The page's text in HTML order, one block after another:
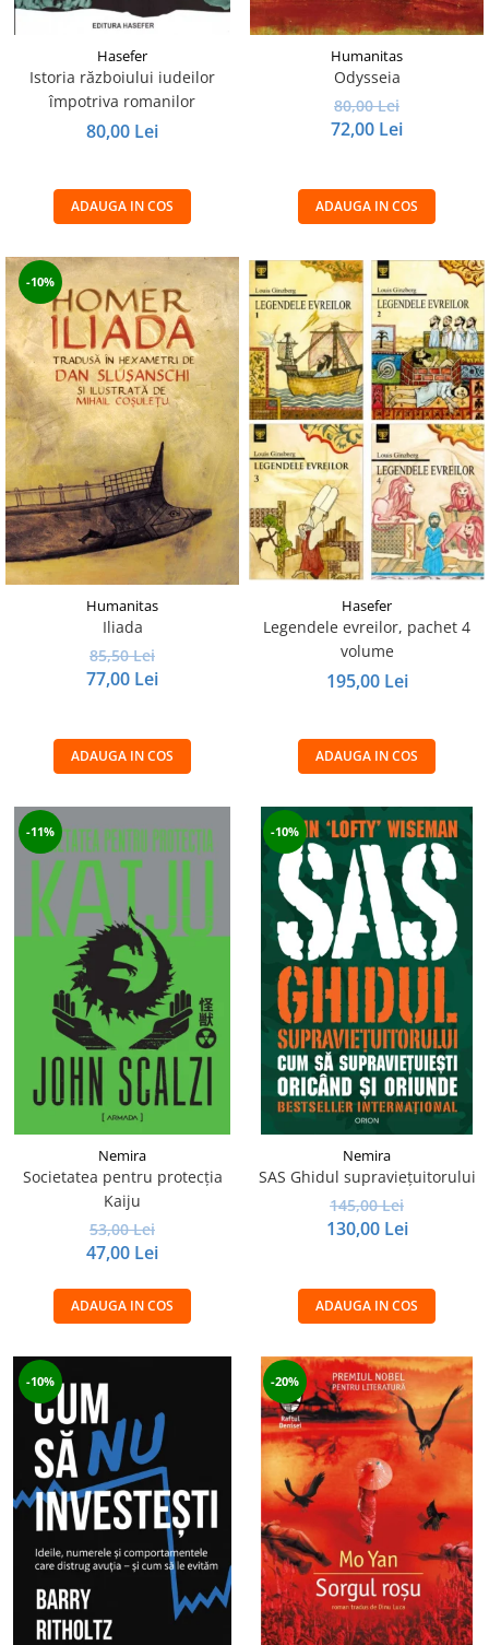
Hasefer
Istoria războiului iudeilor
împotriva romanilor
80,00 Lei
ADAUGA IN COS
Humanitas
Odysseia
80,00 Lei
72,00 Lei
ADAUGA IN COS
-10%
Humanitas
Iliada
85,50 Lei
77,00 Lei
ADAUGA IN COS
Hasefer
Legendele evreilor, pachet 4
volume
195,00 Lei
ADAUGA IN COS
-11%
Nemira
Societatea pentru protecția
Kaiju
53,00 Lei
47,00 Lei
ADAUGA IN COS
-10%
Nemira
SAS Ghidul supraviețuitorului
145,00 Lei
130,00 Lei
ADAUGA IN COS
-10% -20%